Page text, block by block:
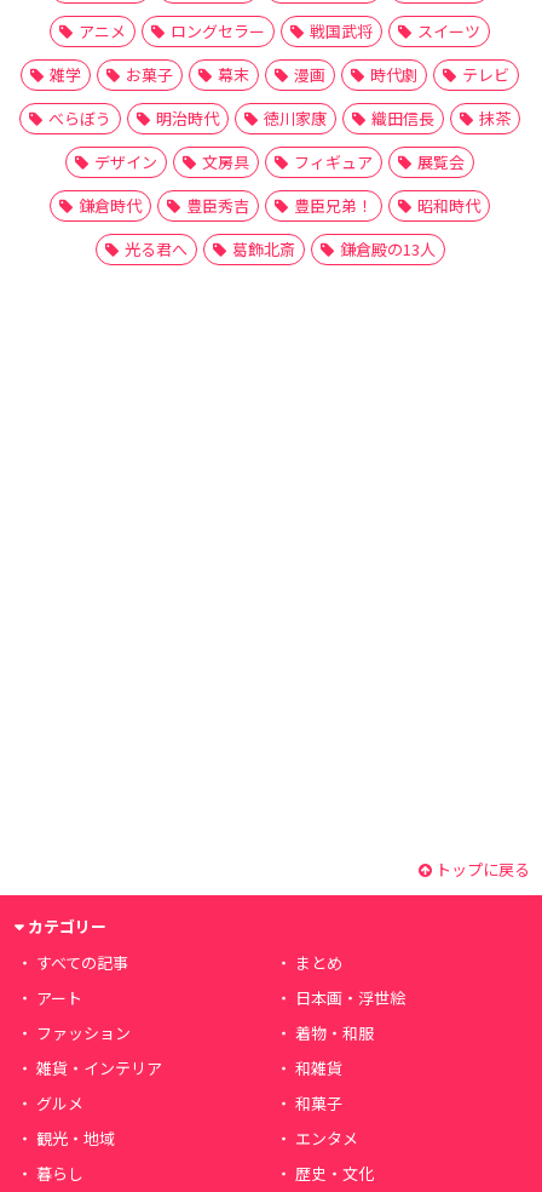
アニメ
ロングセラー 戦国武将
スイーツ
雑学
お菓子 幕末 漫画 時代劇
テレビ
べらぼう
明治時代 徳川家康 織田信長
抹茶
デザイン
文房具 フィギュア
展覧会
鎌倉時代
豊臣秀吉 豊臣兄弟！
昭和時代
光る君へ
葛飾北斎 鎌倉殿の13人
トップに戻る
カテゴリー
すべての記事
まとめ
アート
日本画・浮世絵
ファッション
着物・和服
雑貨・インテリア
和雑貨
グルメ
和菓子
観光・地域
エンタメ
暮らし
歴史・文化